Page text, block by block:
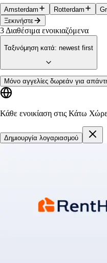
Amsterdam Rotterdam
Ξεκινήστε
3 Διαθέσιμα ενοικιαζόμενα
Ταξινόμηση κατά: newest first
Μόνο αγγελίες δωρεάν για
Κάθε ενοικίαση στις Κάτω
Δημιουργία λογαριασμού